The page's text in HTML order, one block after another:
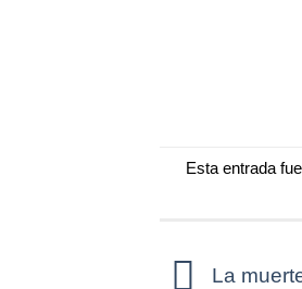
Esta entrada
La